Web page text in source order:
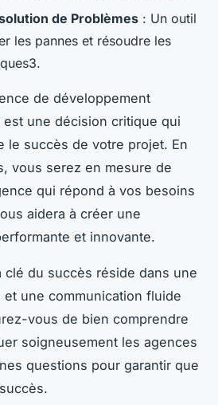
de Problèmes : Un outil
les pannes et résoudre les
de développement
est une décision critique qui
le succès de votre projet. En
vous serez en mesure de
qui répond à vos besoins
aidera à créer une
et innovante.
clé du succès réside dans une
une communication fluide
vous de bien comprendre
soigneusement les agences
questions pour garantir que